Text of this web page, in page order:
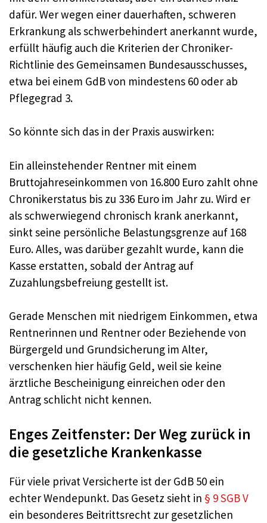
dafür. Wer wegen einer dauerhaften, schweren
Erkrankung als schwerbehindert anerkannt wurde,
erfüllt häufig auch die Kriterien der Chroniker-
Richtlinie des Gemeinsamen Bundesausschusses,
etwa bei einem GdB von mindestens 60 oder ab
Pflegegrad 3.
So könnte sich das in der Praxis auswirken:
Ein alleinstehender Rentner mit einem
Bruttojahreseinkommen von 16.800 Euro zahlt ohne
Chronikerstatus bis zu 336 Euro im Jahr zu. Wird er
als schwerwiegend chronisch krank anerkannt,
sinkt seine persönliche Belastungsgrenze auf 168
Euro. Alles, was darüber gezahlt wurde, kann die
Kasse erstatten, sobald der Antrag auf
Zuzahlungsbefreiung gestellt ist.
Gerade Menschen mit niedrigem Einkommen, etwa
Rentnerinnen und Rentner oder Beziehende von
Bürgergeld und Grundsicherung im Alter,
verschenken hier häufig Geld, weil sie keine
ärztliche Bescheinigung einreichen oder den
Antrag schlicht nicht kennen.
Enges Zeitfenster: Der Weg zurück in
die gesetzliche Krankenkasse
Für viele privat Versicherte ist der GdB 50 ein
echter Wendepunkt. Das Gesetz sieht in § 9 SGB V
ein besonderes Beitrittsrecht zur gesetzlichen